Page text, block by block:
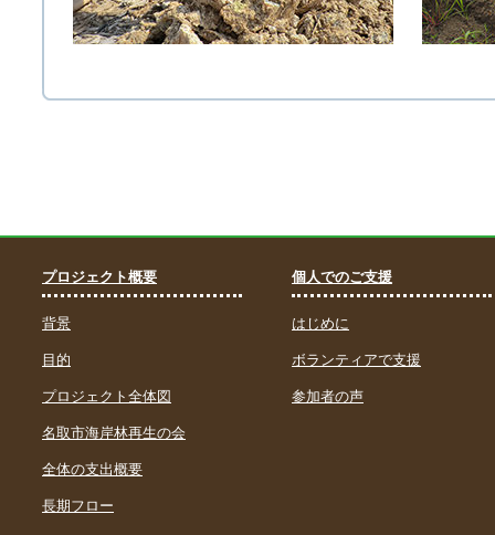
プロジェクト概要
背景
目的
プロジェクト全体図
名取市海岸林再生の会
全体の支出概要
長期フロー
個人でのご支援
はじめに
ボランティアで支援
参加者の声